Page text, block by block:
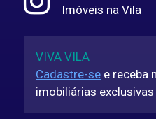
Imóveis na Vila
VIVA VILA
Cadastre-se e receba
imobiliárias exclusivas